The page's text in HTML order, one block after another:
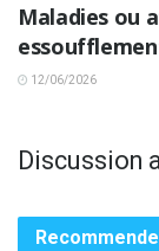
Maladies ou
12/06/2026
Discussion